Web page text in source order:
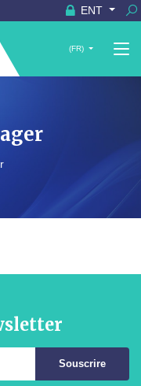
ENT
(FR)
Souscrire